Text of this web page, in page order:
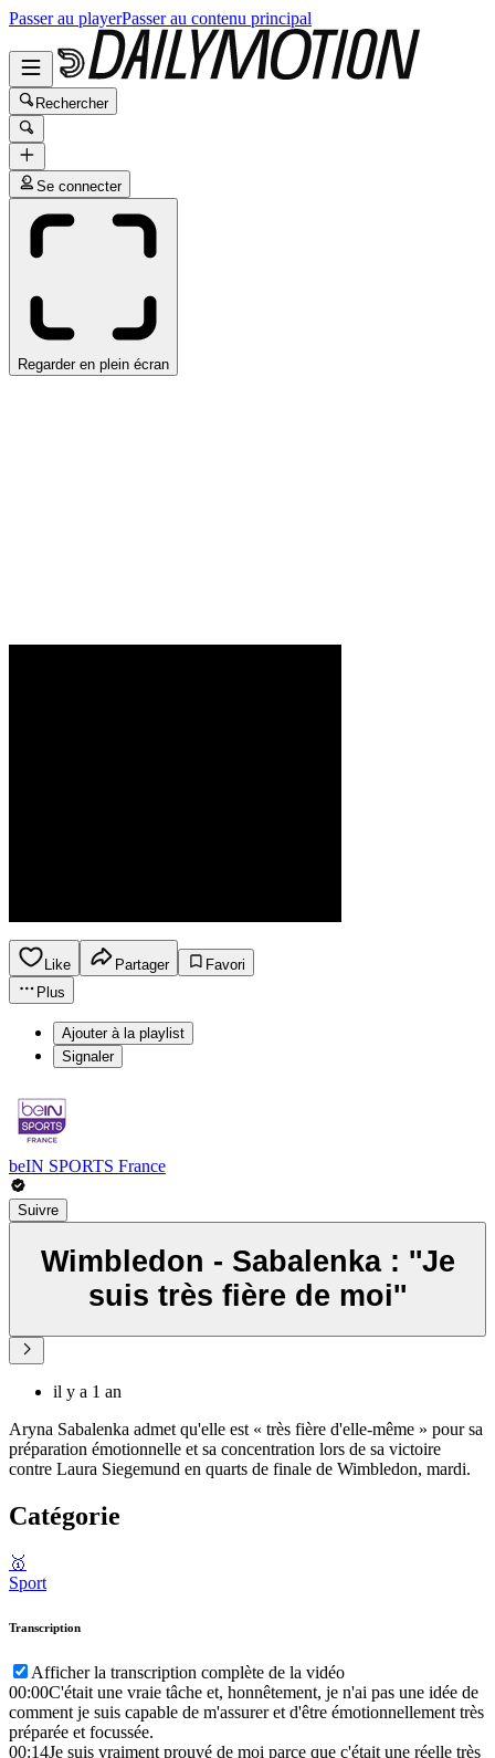
Passer au playerPasser au contenu principal
Rechercher
Se connecter
Regarder en plein écran
Like Partager
Favori
Plus
Ajouter à la playlist
Signaler
beIN SPORTS France
Suivre
Wimbledon - Sabalenka : ''Je
suis très fière de moi''
il y a 1 an
Aryna Sabalenka admet qu'elle est « très fière d'elle-même » pour sa
préparation émotionnelle et sa concentration lors de sa victoire
contre Laura Siegemund en quarts de finale de Wimbledon, mardi.
Catégorie
🥇
Sport
Transcription
Afficher la transcription complète de la vidéo
00:00C'était une vraie tâche et, honnêtement, je n'ai pas une idée de
comment je suis capable de m'assurer et d'être émotionnellement très
préparée et focussée.
00:14Je suis vraiment prouvé de moi parce que c'était une réelle très